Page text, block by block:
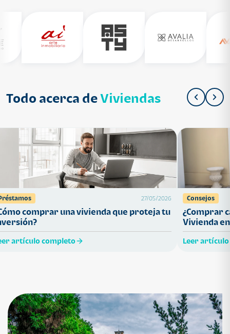
Todo acerca deViviendas
27/05/2026
comprar una vivienda que proteja tu
artículo completo
Consejos
¿Comprar
Vivienda
Leer